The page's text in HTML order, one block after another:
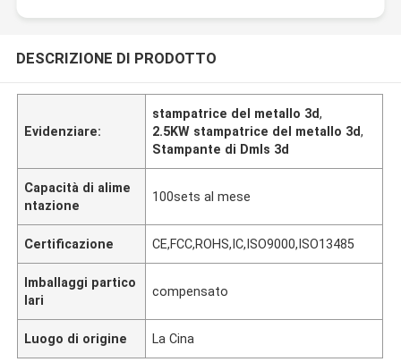
DESCRIZIONE DI PRODOTTO
Evidenziare:
stampatrice del metallo 3d,
2.5KW stampatrice del metallo 3d,
Stampante di Dmls 3d
Capacità di alime
ntazione
100sets al mese
Certificazione CE,FCC,ROHS,IC,ISO9000,ISO13485
Imballaggi partico
lari
compensato
Luogo di origine La Cina